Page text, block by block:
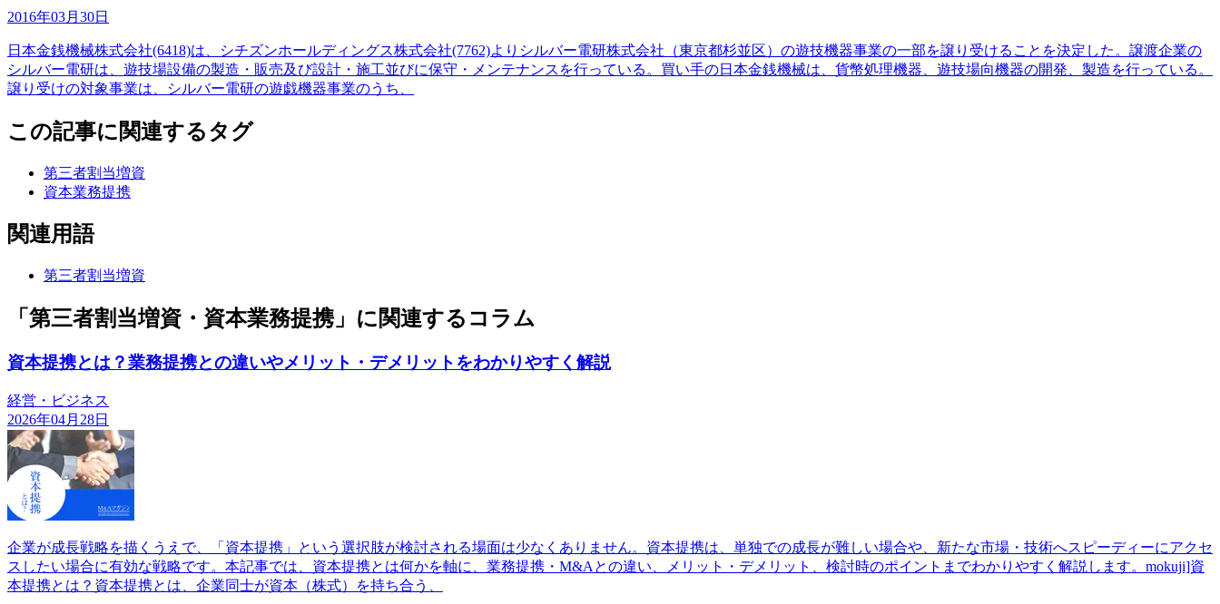
2016年03月30日
日本金銭機械株式会社(6418)は、シチズンホールディングス株式会社(7762)よりシルバー電研株式会社（東京都杉並区）の遊技機器事業の一部を譲り受けることを決定した。譲渡企業の
シルバー電研は、遊技場設備の製造・販売及び設計・施工並びに保守・メンテナンスを行っている。買い手の日本金銭機械は、貨幣処理機器、遊技場向機器の開発、製造を行っている。
譲り受けの対象事業は、シルバー電研の遊戯機器事業のうち、
この記事に関連するタグ
第三者割当増資
資本業務提携
関連用語
第三者割当増資
「第三者割当増資・資本業務提携」に関連するコラム
資本提携とは？業務提携との違いやメリット・デメリットをわかりやすく解説
経営・ビジネス
2026年04月28日
企業が成長戦略を描くうえで、「資本提携」という選択肢が検討される場面は少なくありません。資本提携は、単独での成長が難しい場合や、新たな市場・技術へスピーディーにアクセ
スしたい場合に有効な戦略です。本記事では、資本提携とは何かを軸に、業務提携・M&Aとの違い、メリット・デメリット、検討時のポイントまでわかりやすく解説します。mokuji]資
本提携とは？資本提携とは、企業同士が資本（株式）を持ち合う、